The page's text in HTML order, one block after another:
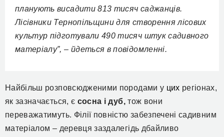
планують висадити 813 тисяч саджанців.
Лісівники Тернопільщини для створення лісових
культур підготували 490 тисяч штук садивного
матеріалу”, – йдеться в повідомленні.
Найбільш розповсюдженими породами у цих регіонах,
як зазначається, є сосна і дуб,тож вони
переважатимуть. Філії повністю забезпечені садивним
матеріалом – деревця заздалегідь дбайливо